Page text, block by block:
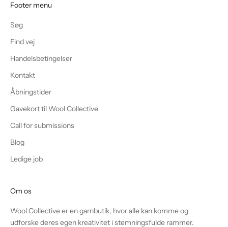
Footer menu
Søg
Find vej
Handelsbetingelser
Kontakt
Åbningstider
Gavekort til Wool Collective
Call for submissions
Blog
Ledige job
Om os
Wool Collective er en garnbutik, hvor alle kan komme og
udforske deres egen kreativitet i stemningsfulde rammer.